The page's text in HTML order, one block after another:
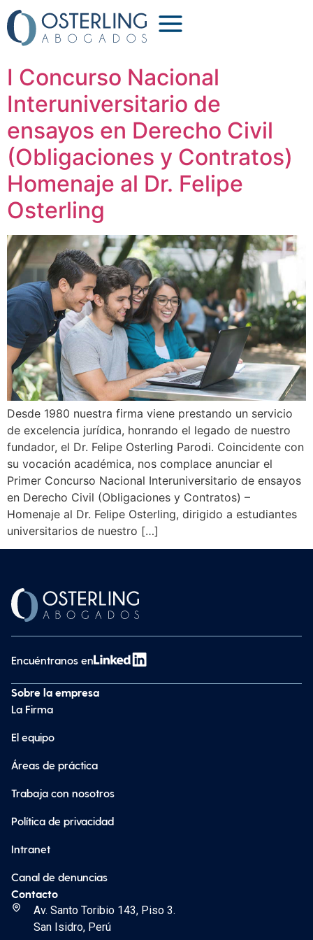
Categoría:Eventos
I Concurso Nacional
Interuniversitario de
ensayos en Derecho Civil
(Obligaciones y Contratos)
Homenaje al Dr. Felipe
Osterling
Desde 1980 nuestra firma viene prestando un servicio
de excelencia jurídica, honrando el legado de nuestro
fundador, el Dr. Felipe Osterling Parodi. Coincidente con
su vocación académica, nos complace anunciar el
Primer Concurso Nacional Interuniversitario de ensayos
en Derecho Civil (Obligaciones y Contratos) –
Homenaje al Dr. Felipe Osterling, dirigido a estudiantes
universitarios de nuestro […]
Encuéntranos en
Sobre la empresa
La Firma
El equipo
Áreas de práctica
Trabaja con nosotros
Política de privacidad
Intranet
Canal de denuncias
Contacto
Av. Santo Toribio 143, Piso 3.
San Isidro, Perú